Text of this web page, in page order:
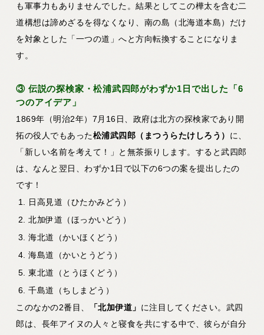
も軍事力もありませんでした。結果としてこの樺太を含む二
道構想は諦めざるを得なくなり、南の島（北海道本島）だけ
を対象とした「一つの道」へと方向転換することになりま
す。
③ 伝説の探検家・松浦武四郎がわずか1日で出した「6
つのアイデア」
1869年（明治2年）7月16日、政府は北方の探検家であり開
拓の役人でもあった松浦武四郎（まつうらたけしろう） に、
「新しい名前を考えて！」と無茶振りします。すると武四郎
は、なんと翌日、わずか1日で以下の6つの案を提出したの
です！
日高見道（ひたかみどう）
北加伊道（ほっかいどう）
海北道（かいほくどう）
海島道（かいとうどう）
東北道（とうほくどう）
千島道（ちしまどう）
このなかの2番目、
「北加伊道」 に注目してください。武四
郎は、長年アイヌの人々と寝食を共にする中で、彼らが自分